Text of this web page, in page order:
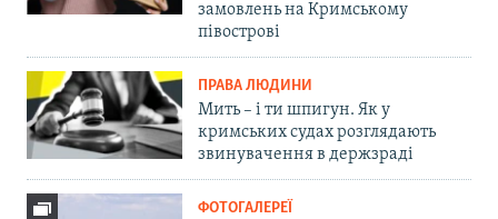
замовлень на Кримському
півострові
ПРАВА ЛЮДИНИ
Мить – і ти шпигун. Як у
кримських судах розглядають
звинувачення в держзраді
ФОТОГАЛЕРЕЇ